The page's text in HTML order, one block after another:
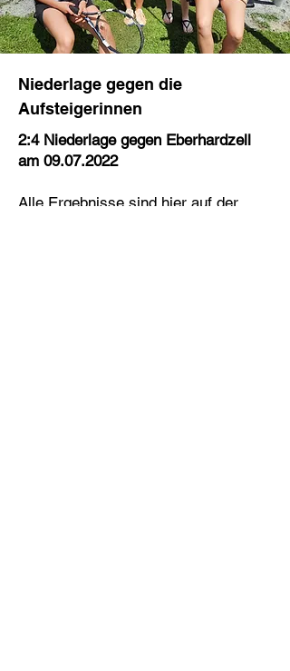
Niederlage gegen die
Aufsteigerinnen
2:4 Niederlage gegen Eberhardzell
am 09.07.2022
Alle Ergebnisse sind hier auf der